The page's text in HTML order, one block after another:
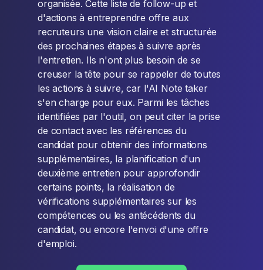
organisée. Cette liste de follow-up et
d'actions à entreprendre offre aux
recruteurs une vision claire et structurée
des prochaines étapes à suivre après
l'entretien. Ils n'ont plus besoin de se
creuser la tête pour se rappeler de toutes
les actions à suivre, car l'AI Note taker
s'en charge pour eux. Parmi les tâches
identifiées par l'outil, on peut citer la prise
de contact avec les références du
candidat pour obtenir des informations
supplémentaires, la planification d'un
deuxième entretien pour approfondir
certains points, la réalisation de
vérifications supplémentaires sur les
compétences ou les antécédents du
candidat, ou encore l'envoi d'une offre
d'emploi.